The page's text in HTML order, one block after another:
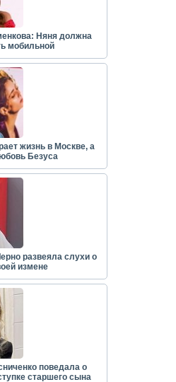
Няня должна
мобильной
жизнь в Москве, а
Безуса
развеяла слухи о
измене
поведала о
старшего сына